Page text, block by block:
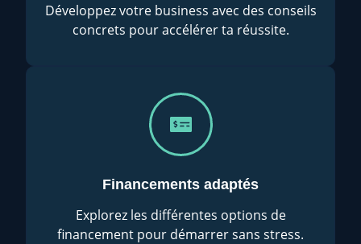
Développez votre business avec des conseils
concrets pour accélérer ta réussite.
Financements adaptés
Explorez les différentes options de
financement pour démarrer sans stress.